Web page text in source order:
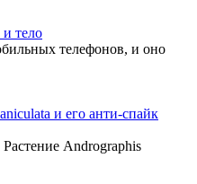
и тело
телефонов, и оно
и его анти-спайк
Andrographis